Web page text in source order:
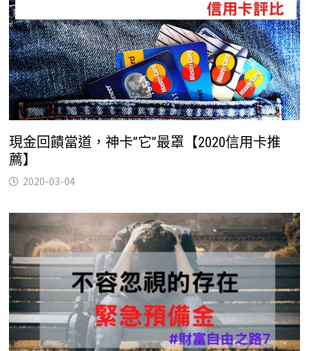
現金回饋當道，神卡”它”最罩【2020信用卡推
薦】
2020-03-04